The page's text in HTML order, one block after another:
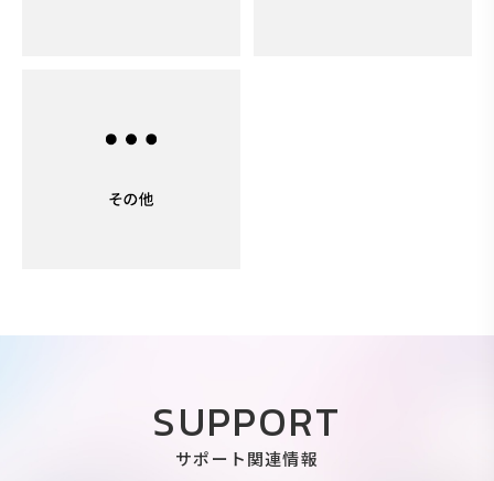
SUPPORT
サポート関連情報